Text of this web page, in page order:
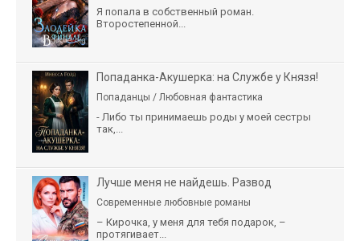
Я попала в собственный роман.
Второстепенной...
Попаданка-Акушерка: на Службе у Князя!
Попаданцы / Любовная фантастика
- Либо ты принимаешь роды у моей сестры
так,...
Лучше меня не найдешь. Развод
Современные любовные романы
– Кирочка, у меня для тебя подарок, –
протягивает...